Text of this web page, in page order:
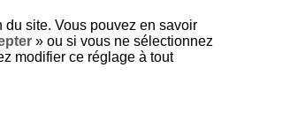
site. Vous pouvez en savoir
» ou si vous ne sélectionnez
modifier ce réglage à tout